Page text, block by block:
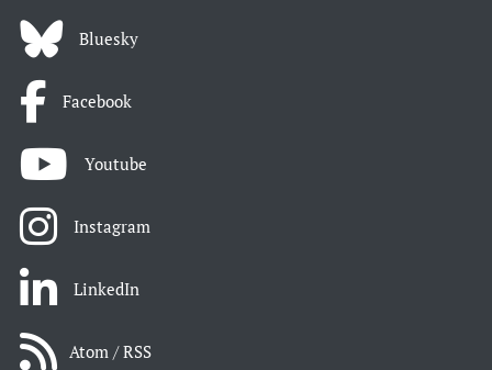
Bluesky
Facebook
Youtube
Instagram
LinkedIn
Atom / RSS